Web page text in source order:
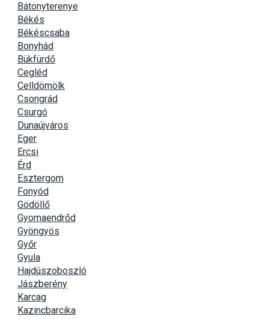
Bátonyterenye
Békés
Békéscsaba
Bonyhád
Bükfürdő
Cegléd
Celldömölk
Csongrád
Csurgó
Dunaújváros
Eger
Ercsi
Érd
Esztergom
Fonyód
Gödöllő
Gyomaendrőd
Gyöngyös
Győr
Gyula
Hajdúszoboszló
Jászberény
Karcag
Kazincbarcika